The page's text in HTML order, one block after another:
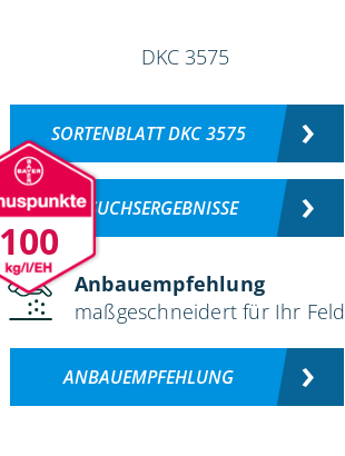
100
SORTENBLATT DKC 3575
VERSUCHSERGEBNISSE
Anbauempfehlung
maßgeschneidert für Ihr Feld
ANBAUEMPFEHLUNG